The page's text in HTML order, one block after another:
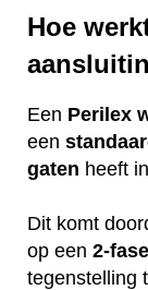
Hoe
Een Perilex
een
gaten heeft
Dit komt
op een 2-
tegenstelling